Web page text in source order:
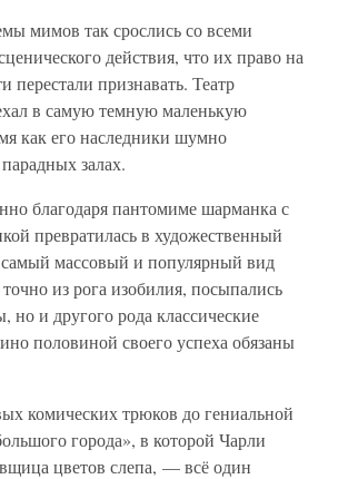
мимов так срослись со всеми
действия, что их право на
перестали признавать. Театр
в самую темную маленькую
как его наследники шумно
залах.
благодаря пантомиме шарманка с
превратилась в художественный
массовый и популярный вид
из рога изобилия, посыпались
но и другого рода классические
половиной своего успеха обязаны
комических трюков до гениальной
города», в которой Чарли
цветов слепа, — всё один